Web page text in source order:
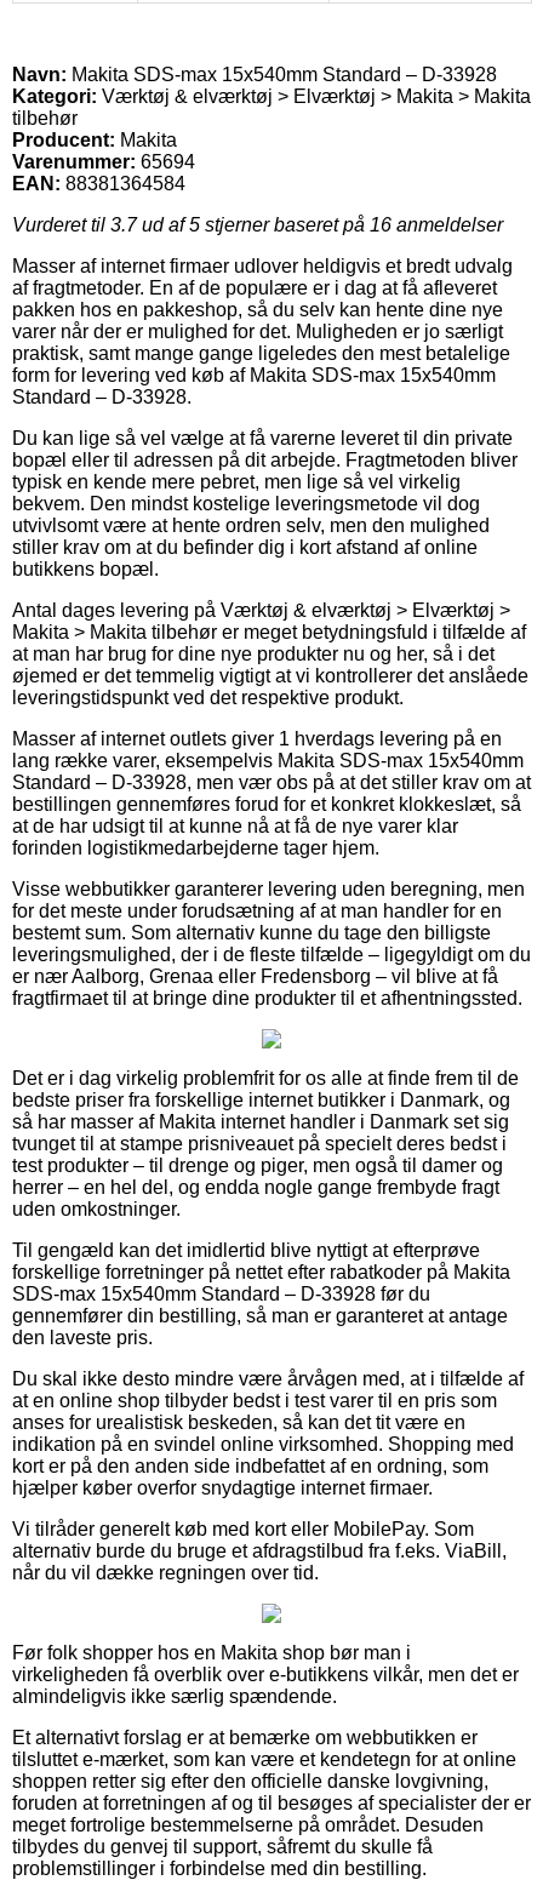
Navn: Makita SDS-max 15x540mm Standard – D-33928
Kategori: Værktøj & elværktøj > Elværktøj > Makita > Makita
tilbehør
Producent: Makita
Varenummer: 65694
EAN: 88381364584
Vurderet til 3.7ud af 5 stjerner baseret på 16 anmeldelser
Masser af internet firmaer udlover heldigvis et bredt udvalg
af fragtmetoder. En af de populære er i dag at få afleveret
pakken hos en pakkeshop, så du selv kan hente dine nye
varer når der er mulighed for det. Muligheden er jo særligt
praktisk, samt mange gange ligeledes den mest betalelige
form for levering ved køb af Makita SDS-max 15x540mm
Standard – D-33928.
Du kan lige så vel vælge at få varerne leveret til din private
bopæl eller til adressen på dit arbejde. Fragtmetoden bliver
typisk en kende mere pebret, men lige så vel virkelig
bekvem. Den mindst kostelige leveringsmetode vil dog
utvivlsomt være at hente ordren selv, men den mulighed
stiller krav om at du befinder dig i kort afstand af online
butikkens bopæl.
Antal dages levering på Værktøj & elværktøj > Elværktøj >
Makita > Makita tilbehør er meget betydningsfuld i tilfælde af
at man har brug for dine nye produkter nu og her, så i det
øjemed er det temmelig vigtigt at vi kontrollerer det anslåede
leveringstidspunkt ved det respektive produkt.
Masser af internet outlets giver 1 hverdags levering på en
lang række varer, eksempelvis Makita SDS-max 15x540mm
Standard – D-33928, men vær obs på at det stiller krav om at
bestillingen gennemføres forud for et konkret klokkeslæt, så
at de har udsigt til at kunne nå at få de nye varer klar
forinden logistikmedarbejderne tager hjem.
Visse webbutikker garanterer levering uden beregning, men
for det meste under forudsætning af at man handler for en
bestemt sum. Som alternativ kunne du tage den billigste
leveringsmulighed, der i de fleste tilfælde – ligegyldigt om du
er nær Aalborg, Grenaa eller Fredensborg – vil blive at få
fragtfirmaet til at bringe dine produkter til et afhentningssted.
Det er i dag virkelig problemfrit for os alle at finde frem til de
bedste priser fra forskellige internet butikker i Danmark, og
så har masser af Makita internet handler i Danmark set sig
tvunget til at stampe prisniveauet på specielt deres bedst i
test produkter – til drenge og piger, men også til damer og
herrer – en hel del, og endda nogle gange frembyde fragt
uden omkostninger.
Til gengæld kan det imidlertid blive nyttigt at efterprøve
forskellige forretninger på nettet efter rabatkoder på Makita
SDS-max 15x540mm Standard – D-33928 før du
gennemfører din bestilling, så man er garanteret at antage
den laveste pris.
Du skal ikke desto mindre være årvågen med, at i tilfælde af
at en online shop tilbyder bedst i test varer til en pris som
anses for urealistisk beskeden, så kan det tit være en
indikation på en svindel online virksomhed. Shopping med
kort er på den anden side indbefattet af en ordning, som
hjælper køber overfor snydagtige internet firmaer.
Vi tilråder generelt køb med kort eller MobilePay. Som
alternativ burde du bruge et afdragstilbud fra f.eks. ViaBill,
når du vil dække regningen over tid.
Før folk shopper hos en Makita shop bør man i
virkeligheden få overblik over e-butikkens vilkår, men det er
almindeligvis ikke særlig spændende.
Et alternativt forslag er at bemærke om webbutikken er
tilsluttet e-mærket, som kan være et kendetegn for at online
shoppen retter sig efter den officielle danske lovgivning,
foruden at forretningen af og til besøges af specialister der er
meget fortrolige bestemmelserne på området. Desuden
tilbydes du genvej til support, såfremt du skulle få
problemstillinger i forbindelse med din bestilling.